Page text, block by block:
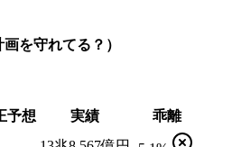
を守れてる？）
予想 実績
乖離